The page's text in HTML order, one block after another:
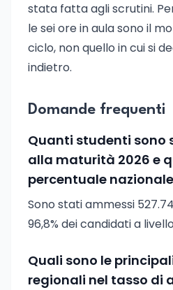
stata fatta agli scrutini.
le sei ore in aula sono il
ciclo, non quello in cui si
indietro.
Domande frequenti
Quanti studenti sono
alla maturità 2026 e
percentuale
Sono stati ammessi
96,8% dei candidati a
Quali sono le
regionali nel tasso di